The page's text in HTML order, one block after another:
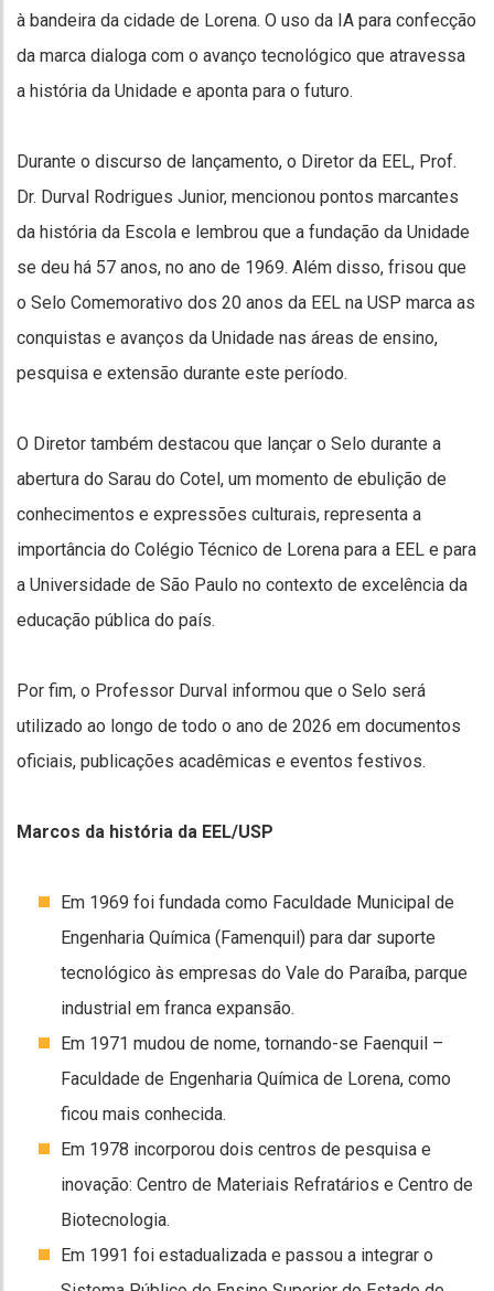
à bandeira da cidade de Lorena. O uso da IA para confecção
da marca dialoga com o avanço tecnológico que atravessa
a história da Unidade e aponta para o futuro.
Durante o discurso de lançamento, o Diretor da EEL, Prof.
Dr. Durval Rodrigues Junior, mencionou pontos marcantes
da história da Escola e lembrou que a fundação da Unidade
se deu há 57 anos, no ano de 1969. Além disso, frisou que
o Selo Comemorativo dos 20 anos da EEL na USP marca as
conquistas e avanços da Unidade nas áreas de ensino,
pesquisa e extensão durante este período.
O Diretor também destacou que lançar o Selo durante a
abertura do Sarau do Cotel, um momento de ebulição de
conhecimentos e expressões culturais, representa a
importância do Colégio Técnico de Lorena para a EEL e para
a Universidade de São Paulo no contexto de excelência da
educação pública do país.
Por fim, o Professor Durval informou que o Selo será
utilizado ao longo de todo o ano de 2026 em documentos
oficiais, publicações acadêmicas e eventos festivos.
Marcos da história da EEL/USP
Em 1969 foi fundada como Faculdade Municipal de
Engenharia Química (Famenquil) para dar suporte
tecnológico às empresas do Vale do Paraíba, parque
industrial em franca expansão.
Em 1971 mudou de nome, tornando-se Faenquil –
Faculdade de Engenharia Química de Lorena, como
ficou mais conhecida.
Em 1978 incorporou dois centros de pesquisa e
inovação: Centro de Materiais Refratários e Centro de
Biotecnologia.
Em 1991 foi estadualizada e passou a integrar o